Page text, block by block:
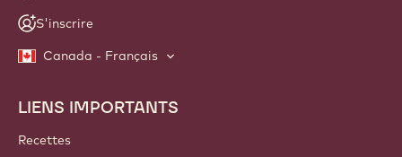
S'inscrire
Canada - Français
Footer
Callebaut
LIENS IMPORTANTS
Recettes